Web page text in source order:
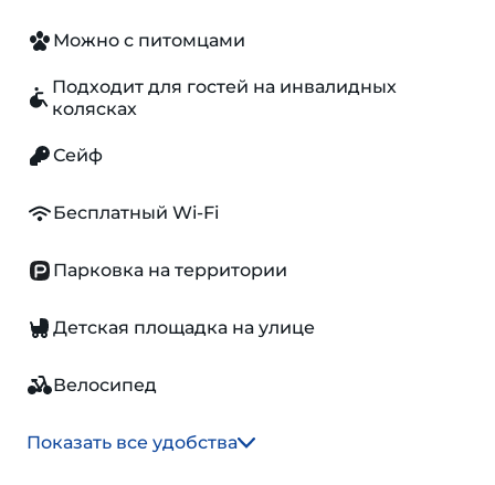
Можно с питомцами
Подходит для гостей на инвалидных
колясках
Сейф
Бесплатный Wi-Fi
Парковка на территории
Детская площадка на улице
Велосипед
Показать все удобства